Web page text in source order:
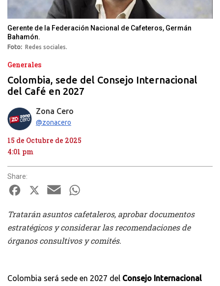
Gerente de la Federación Nacional de Cafeteros, Germán
Bahamón.
Foto Redes sociales.
Generales
Colombia, sede del Consejo Internacional
del Café en 2027
Zona Cero
@zonacero
15 de Octubre de 2025
4:01 pm
Share:
Facebook
X Email
Tratarán asuntos cafetaleros, aprobar documentos
estratégicos y considerar las recomendaciones de
órganos consultivos y comités.
Colombia será sede en 2027 del Consejo Internacional